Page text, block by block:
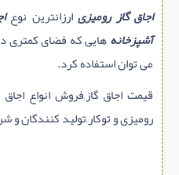
اجاق گاز رومیزیارزانترین نوع
آشپزخانههایی که فضای کمتری
می توان استفاده کرد.
قیمت اجاق گاز,فروش انواع اجاق
رومیزی و توکار,تولید کنندگان و